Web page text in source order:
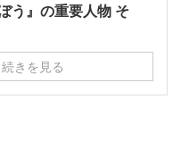
う』の重要人物 そ
続きを見る